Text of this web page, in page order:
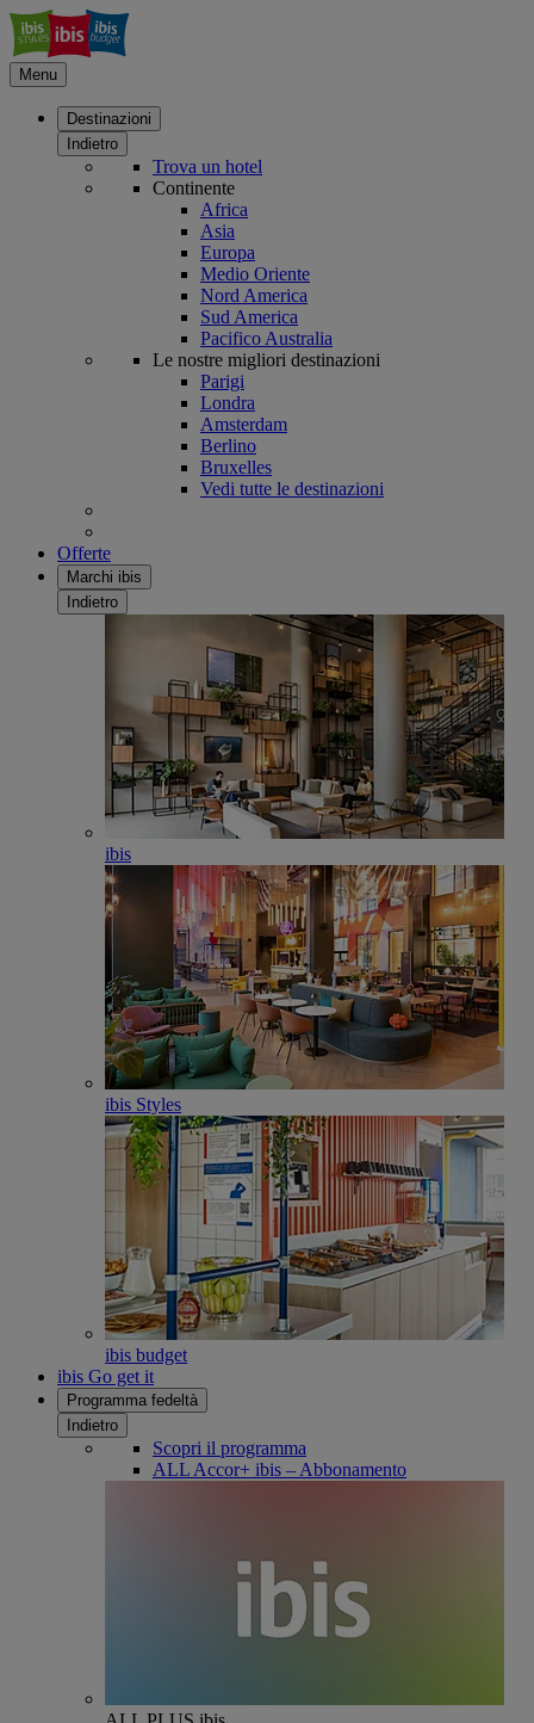
Menu
Destinazioni
Indietro
Trova un hotel
Continente
Africa
Asia
Europa
Medio Oriente
Nord America
Sud America
Pacifico Australia
Le nostre migliori destinazioni
Parigi
Londra
Amsterdam
Berlino
Bruxelles
Vedi tutte le destinazioni
Offerte
Marchi ibis
Indietro
ibis
ibis Styles
ibis budget
ibis Go get it
Programma fedeltà
Indietro
Scopri il programma
ALL Accor+ ibis – Abbonamento